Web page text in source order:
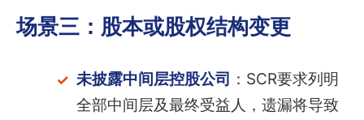
场景三：股本或股权结构变更
未披露中间层控股公司 ：SCR要求列明
全部中间层及最终受益人，遗漏将导致